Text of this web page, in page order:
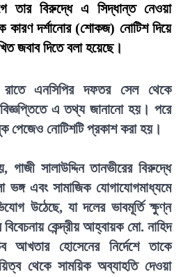
তার বিরুদ্ধে এ সিদ্ধান্ত নেওয়া
কারণ দর্শানোর (শোকজ) নোটিশ দিয়ে
জবাব দিতে বলা হয়েছে।
এনসিপির দফতর সেল থেকে
এ তথ্য জানানো হয়। পরে
পেজেও নোটিশটি প্রকাশ করা হয়।
সালাউদ্দিন তানভীরের বিরুদ্ধে
এবং সামাজিক যোগাযোগমাধ্যমে
উঠেছে, যা দলের ভাবমূর্তি ক্ষুণ্ন
কেন্দ্রীয় আহ্বায়ক মো. নাহিদ
হোসেনের নির্দেশে তাকে
থেকে সাময়িক অব্যাহতি দেওয়া